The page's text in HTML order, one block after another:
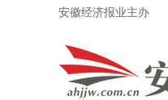
安徽经济报业主办